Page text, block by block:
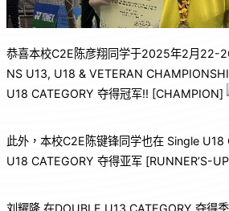
恭喜本校C2E陈彦翔同学于2025年2月22-
NS U13, U18 & VETERAN
U18 CATEGORY 夺得冠军!! [CHAMPION]
此外，本校C2E陈键锋同学也在 Single U18
U18 CATEGORY 夺得亚军 [RUNNER’S-
刘耀隆 在DOUBLE U13 CATEGORY 夺得